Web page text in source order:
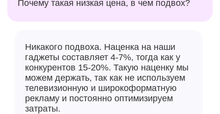
Почему такая низкая цена, в чем подвох?
Никакого подвоха. Наценка на наши
гаджеты составляет 4-7%, тогда как у
конкурентов 15-20%. Такую наценку мы
можем держать, так как не используем
телевизионную и широкоформатную
рекламу и постоянно оптимизируем
затраты.